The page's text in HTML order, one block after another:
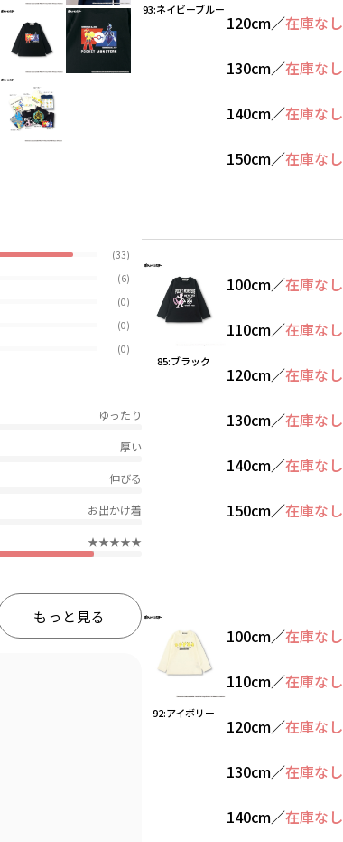
(33)
(6)
(0)
(0)
(0)
ゆったり
厚い
伸びる
お出かけ着
★★★★★
もっと見る
93:ネイビーブルー
120cm／在庫なし
130cm／在庫なし
140cm／在庫なし
150cm／在庫なし
85:ブラック
100cm／在庫なし
110cm／在庫なし
120cm／在庫なし
130cm／在庫なし
140cm／在庫なし
150cm／在庫なし
92:アイボリー
100cm／在庫なし
110cm／在庫なし
120cm／在庫なし
130cm／在庫なし
140cm／在庫なし